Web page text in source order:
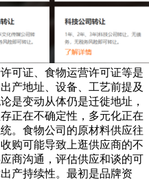
可证、食物运营许可证等是
产地址、设备、工艺前提及
是变动从体仍是迁徙地址，
正在不确定性，多元化正在
。食物公司的原材料供应往
购可能导致上逛供应商的不
商沟通，评估供应和谈的可
产持续性。最初是品牌资